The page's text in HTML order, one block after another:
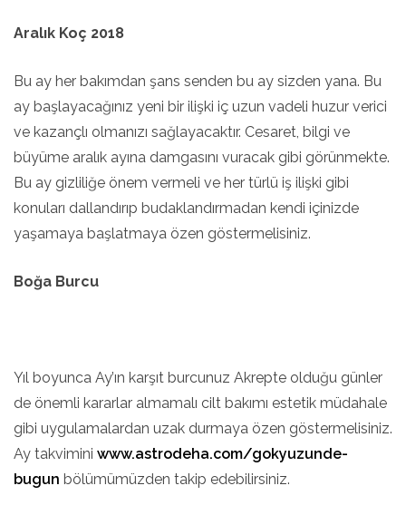
Aralık Koç 2018
Bu ay her bakımdan şans senden bu ay sizden yana. Bu
ay başlayacağınız yeni bir ilişki iç uzun vadeli huzur verici
ve kazançlı olmanızı sağlayacaktır. Cesaret, bilgi ve
büyüme aralık ayına damgasını vuracak gibi görünmekte.
Bu ay gizliliğe önem vermeli ve her türlü iş ilişki gibi
konuları dallandırıp budaklandırmadan kendi içinizde
yaşamaya başlatmaya özen göstermelisiniz.
Boğa Burcu
Yıl boyunca Ay’ın karşıt burcunuz Akrepte olduğu günler
de önemli kararlar almamalı cilt bakımı estetik müdahale
gibi uygulamalardan uzak durmaya özen göstermelisiniz.
Ay takvimini www.astrodeha.com/gokyuzunde-
bugun bölümümüzden takip edebilirsiniz.